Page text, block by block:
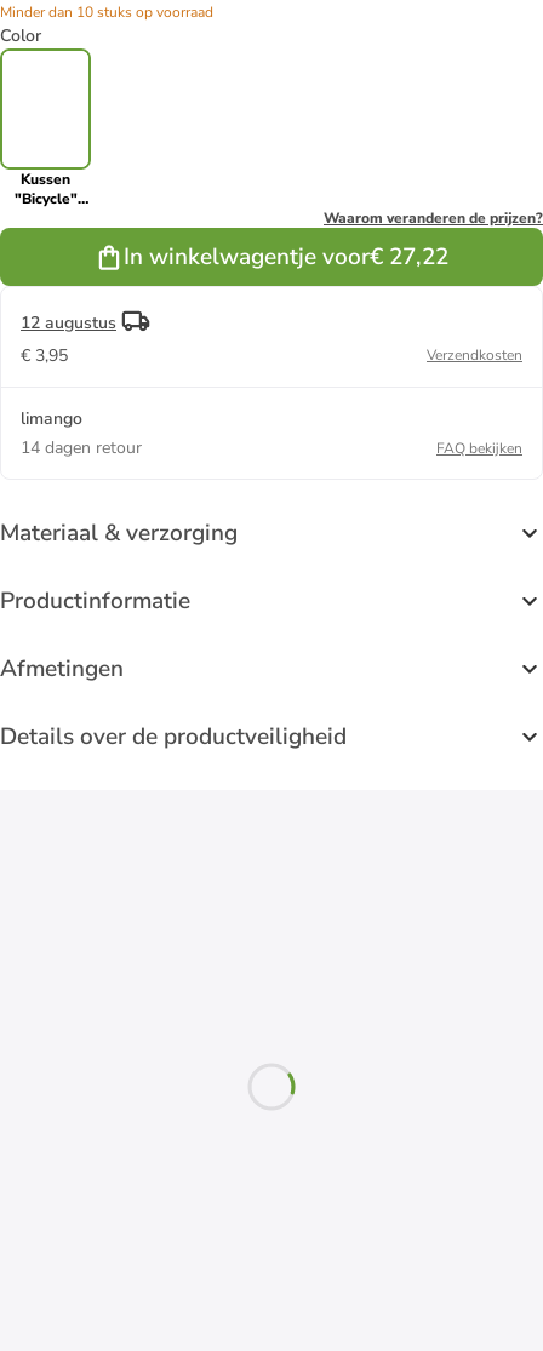
Minder dan 10 stuks op voorraad
Color
Kussen
"Bicycle"
Waarom veranderen de prijzen?
In winkelwagentje voor€ 27,22
12 augustus
€ 3,95
Verzendkosten
limango
14 dagen retour
FAQ bekijken
Materiaal & verzorging
Productinformatie
Afmetingen
Details over de productveiligheid